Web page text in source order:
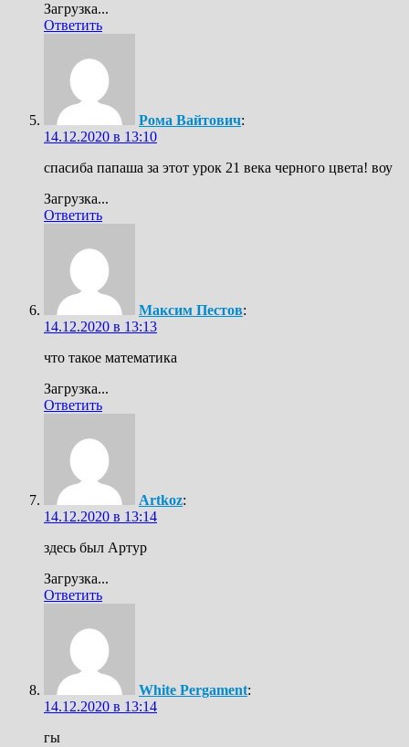
Загрузка...
Ответить
Рома Вайтович:
14.12.2020 в 13:10
спасиба папаша за этот урок 21 века черного цвета! воу
Загрузка...
Ответить
Максим Пестов:
14.12.2020 в 13:13
что такое математика
Загрузка...
Ответить
Artkoz:
14.12.2020 в 13:14
здесь был Артур
Загрузка...
Ответить
White Pergament:
14.12.2020 в 13:14
гы